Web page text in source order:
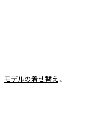
モデルの着せ替え 、